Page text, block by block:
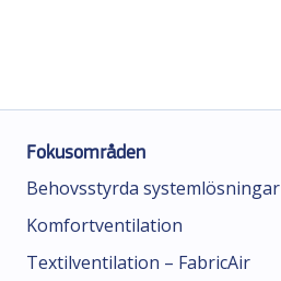
Fokusområden
Behovsstyrda systemlösningar
Komfortventilation
Textilventilation – FabricAir